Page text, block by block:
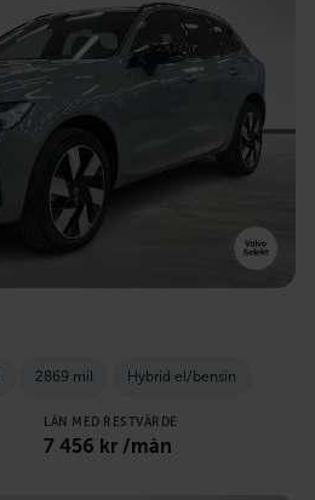
2869 mil Hybrid el/bensin
LÅN MED RESTVÄRDE
7 456 kr /mån